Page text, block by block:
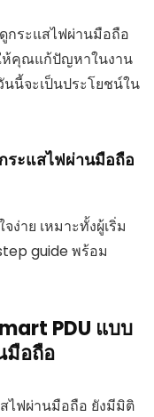
กระแสไฟผ่านมือถือ
ห้คุณแก้ปัญหาในงาน
นนี้จะเป็นประโยชน์ใน
ระแสไฟผ่านมือถือ
าย เหมาะทั้งผู้เริ่ม
guide พร้อม
PDU แบบ
มือถือ
ไฟผ่านมือถือ ยังมีมิติ